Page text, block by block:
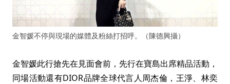
金智媛不停與現場的媒體及粉絲打招呼。（陳德興攝）
金智媛此行搶先在見面會前，先行在寶島出席精品活動，
同場活動還有DIOR品牌全球代言人周杰倫，王淨、林奕